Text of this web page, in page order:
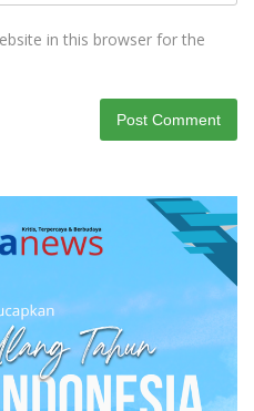
in this browser for the